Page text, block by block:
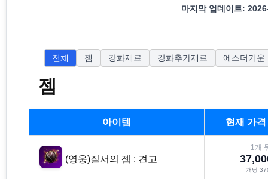
마지막 업데이트:
전체 젬 강화재료 강화추가재료 에스더기운
젬
아이템 현재 가격
(영웅)질서의 젬 : 견고
1개
개당